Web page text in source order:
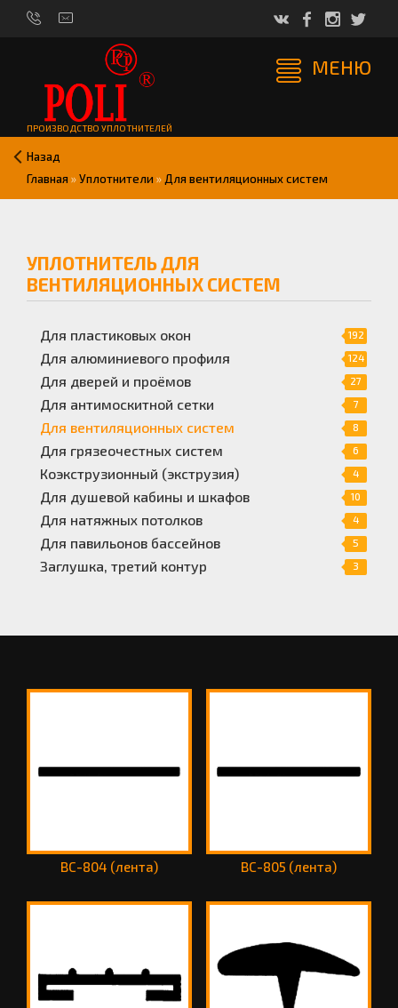
ПРОИЗВОДСТВО УПЛОТНИТЕЛЕЙ
МЕНЮ
Назад
Главная »Уплотнители » Для вентиляционных систем
УПЛОТНИТЕЛЬ ДЛЯ
ВЕНТИЛЯЦИОННЫХ СИСТЕМ
Для пластиковых окон 192
Для алюминиевого профиля 124
Для дверей и проёмов 27
Для антимоскитной сетки 7
Для вентиляционных систем 8
Для грязеочестных систем 6
Коэкструзионный (экструзия) 4
Для душевой кабины и шкафов 10
Для натяжных потолков 4
Для павильонов бассейнов 5
Заглушка, третий контур 3
ВС-804 (лента) ВС-805 (лента)